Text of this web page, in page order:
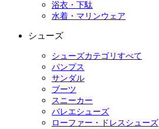
浴衣・下駄
水着・マリンウェア
シューズ
シューズカテゴリすべて
パンプス
サンダル
ブーツ
スニーカー
バレエシューズ
ローファー・ドレスシューズ